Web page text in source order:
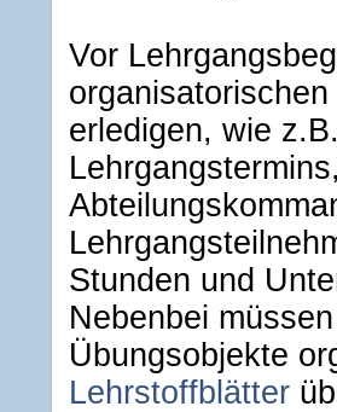
Vor
erledigen, wie
Stunden und
Nebenbei
Übungsobjekte
Lehrstoffblätter